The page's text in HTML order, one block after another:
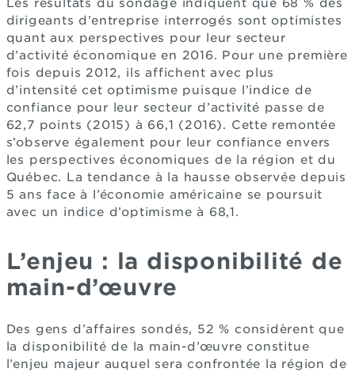
Les résultats du sondage indiquent que 68 % des
dirigeants d’entreprise interrogés sont optimistes
quant aux perspectives pour leur secteur
d’activité économique en 2016. Pour une première
fois depuis 2012, ils affichent avec plus
d’intensité cet optimisme puisque l’indice de
confiance pour leur secteur d’activité passe de
62,7 points (2015) à 66,1 (2016). Cette remontée
s’observe également pour leur confiance envers
les perspectives économiques de la région et du
Québec. La tendance à la hausse observée depuis
5 ans face à l’économie américaine se poursuit
avec un indice d’optimisme à 68,1.
L’enjeu : la disponibilité de
main-d’œuvre
Des gens d’affaires sondés, 52 % considèrent que
la disponibilité de la main-d’œuvre constitue
l’enjeu majeur auquel sera confrontée la région de